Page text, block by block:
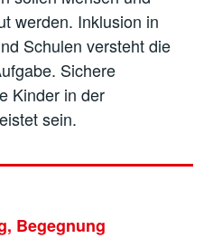
werden. Inklusion in
Schulen versteht die
Sichere
Kinder in der
sein.
Begegnung